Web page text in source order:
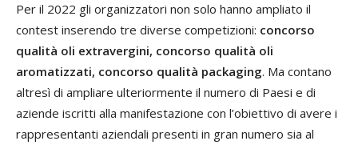
Per il 2022 gli organizzatori non solo hanno ampliato il
contest inserendo tre diverse competizioni: concorso
qualità oli extravergini, concorso qualità oli
aromatizzati, concorso qualità packaging. Ma contano
altresì di ampliare ulteriormente il numero di Paesi e di
aziende iscritti alla manifestazione con l’obiettivo di avere i
rappresentanti aziendali presenti in gran numero sia al